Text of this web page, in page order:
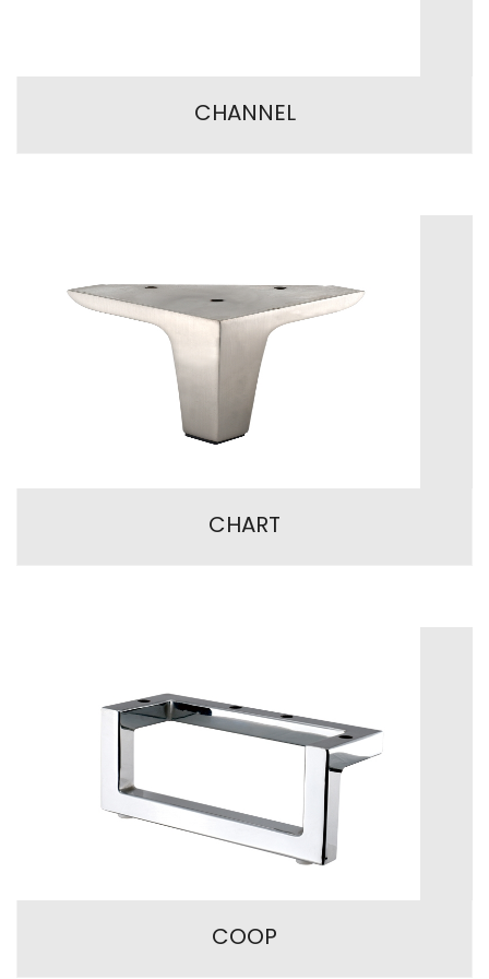
CHANNEL
CHART
COOP